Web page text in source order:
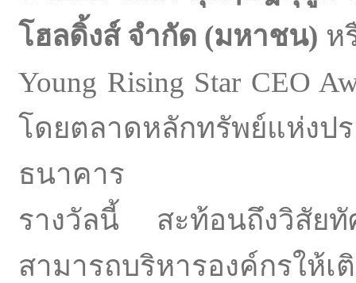
โฮลดิ้งส์ จำกัด (มหาชน) ห
Young Rising Star CEO
โดยตลาดหลักทรัพย์แห่งป
ธนาคาร
รางวัลนี้ สะท้อนถึงวิสัย
สามารถบริหารองค์กร